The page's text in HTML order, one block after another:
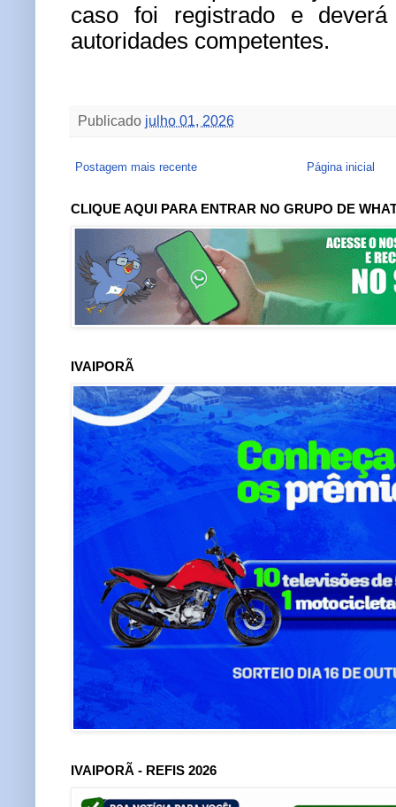
caso foi registrado e
autoridades competentes.
Publicado julho 01, 2026
Postagem mais recente Página inicial
CLIQUE AQUI PARA ENTRAR NO GRUPO DE
IVAIPORÃ
IVAIPORÃ - REFIS 2026